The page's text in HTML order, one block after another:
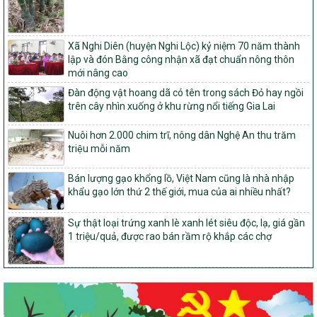
tỉnh Nghệ An
103/PTNT-NTM
Về việc đăng ký thực hiện Dự án liên kết theo chuỗi giá trị thuộc
Dự án 2 – Chương trình Mục tiêu quốc gia Giảm nghèo bền vững
giai đoạn 2021-2025 được kéo dài sang năm 2026
827/QĐ-BNNMT
Quyết định Ban hành Kế hoạch triển khai thực hiện Chương trình
mục tiêu quốc gia xây dựng nông thôn mới, giảm nghèo bền
vững và phát triển kinh tế – xã hội vùng đồng bào dân tộc thiểu
số và miền núi giai đoạn 2026-2035, giai đoạn I: Từ năm 2026
đến năm 2030
14/2026/TT-BNNMT
Hướng dẫn thực hiện một số nội dung tiêu chí, điều kiện thuộc Bộ
tiêu chí quốc gia về nông thôn mới giai đoạn 2026 – 2030 thuộc
phạm vi quản lý nhà nước của Bộ Nông nghiệp và Môi trường
417/QĐ-BNNMT
Phê duyệt Chương trình mục tiêu quốc gia xây dựng nông thôn
mới, giảm nghèo bền vững và phát triển kinh tế – xã hội vùng
đồng bào dân tộc thiểu số và miền núi giai đoạn 2026-2035, giai
đoạn I: Từ năm 2026 đến năm 2030
Xã Nghi Diên (huyện Nghi Lộc) kỷ niệm 70 năm thành
lập và đón Bằng công nhận xã đạt chuẩn nông thôn
mới nâng cao
Đàn động vật hoang dã có tên trong sách Đỏ hay ngồi
trên cây nhìn xuống ở khu rừng nổi tiếng Gia Lai
Nuôi hơn 2.000 chim trĩ, nông dân Nghệ An thu trăm
triệu mỗi năm
Bán lượng gạo khổng lồ, Việt Nam cũng là nhà nhập
khẩu gạo lớn thứ 2 thế giới, mua của ai nhiều nhất?
Sự thật loại trứng xanh lè xanh lét siêu độc, lạ, giá gần
1 triệu/quả, được rao bán rầm rộ khắp các chợ